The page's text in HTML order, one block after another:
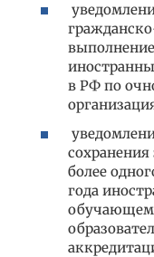
выполнение
в РФ по
более
года